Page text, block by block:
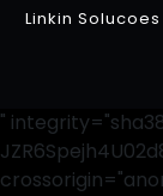
Linkin
"